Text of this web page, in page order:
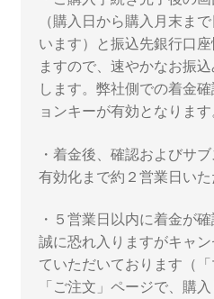
（購入日から購入月末ま
います）と振込先銀行口
ますので、速やかなお振
します。弊社側での着金
ョンキーが有効となります
・着金後、確認およびサ
有効化まで約２営業日いた
・５営業日以内に着金が
誠に恐れ入りますがキャ
ていただいております（
「ご注文」ページで、購